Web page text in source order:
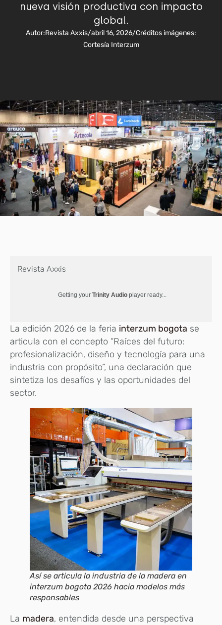
nueva visión productiva con impacto
global.
Autor:Revista Axxis/abril 16, 2026/Créditos imágenes:
Cortesía Interzum
Revista Axxis
Getting your Trinity Audio player ready...
La edición 2026 de la feria interzum bogota se
articula con el concepto “Raíces del futuro:
profesionalización, diseño y tecnología para una
industria con propósito”, una declaración que
sintetiza los desafíos y las oportunidades del
sector.
Así se articula la industria de la madera en
interzum bogota 2026 hacia modelos más
responsables
La madera, entendida desde una perspectiva